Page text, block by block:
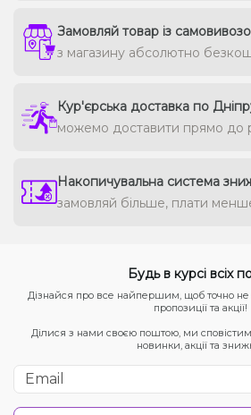
Замовляй товар із
з магазину абсолютно
Кур'єрська доставка по
можемо доставити прямо до
Накопичувальна система
замовляй більше, плати
Будь в курсі всіх
Дізнайся про все найпершим, щоб точно не
пропозиції та акції!
Ділися з нами своєю поштою, ми
новинки, акції та